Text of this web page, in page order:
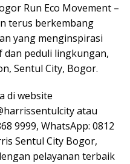
Run Eco Movement –
terus berkembang
yang menginspirasi
peduli lingkungan,
Sentul City, Bogor.
di website
atau
9999, WhatsApp: 0812
Sentul City Bogor,
pelayanan terbaik